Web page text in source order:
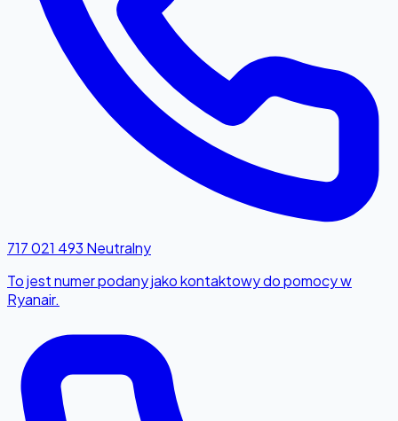
717 021 493 Neutralny
To jest numer podany jako kontaktowy do pomocy w
Ryanair.